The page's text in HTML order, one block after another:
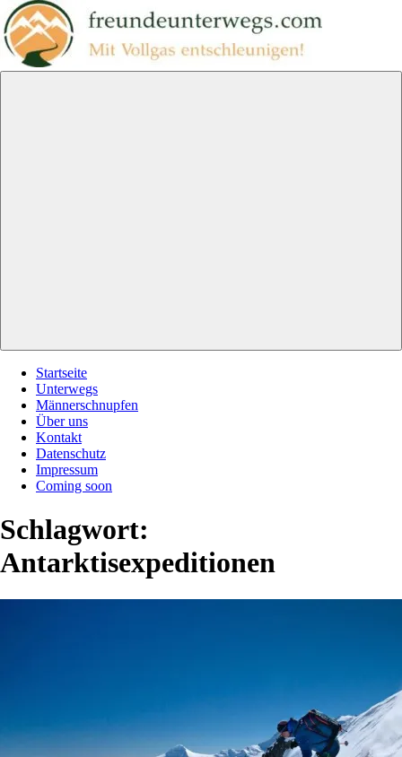
Zum
Inhalt
springen
Startseite
Unterwegs
Männerschnupfen
Über uns
Kontakt
Datenschutz
Impressum
Coming soon
Schlagwort:
Antarktisexpeditionen